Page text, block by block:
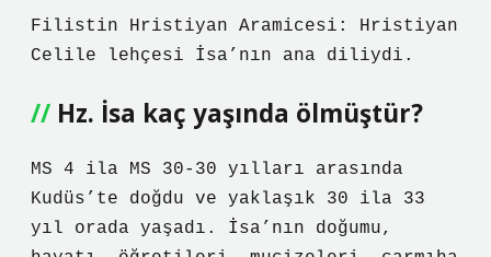
Filistin Hristiyan Aramicesi: Hristiyan
Celile lehçesi İsa’nın ana diliydi.
Hz. İsa kaç yaşında ölmüştür?
MS 4 ila MS 30-30 yılları arasında
Kudüs’te doğdu ve yaklaşık 30 ila 33
yıl orada yaşadı. İsa’nın doğumu,